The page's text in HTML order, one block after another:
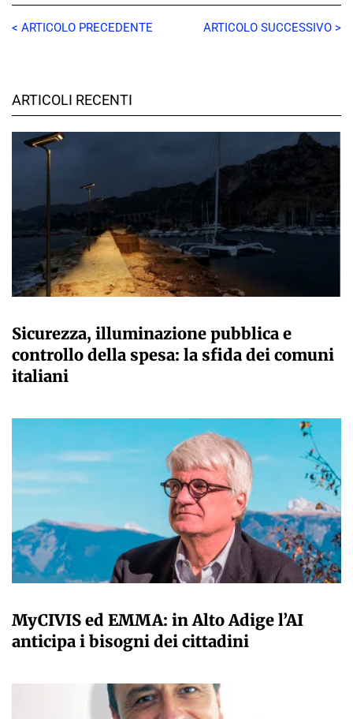
< ARTICOLO PRECEDENTE ARTICOLO SUCCESSIVO >
ARTICOLI RECENTI
Sicurezza, illuminazione pubblica e
controllo della spesa: la sfida dei comuni
italiani
MyCIVIS ed EMMA: in Alto Adige l’AI
anticipa i bisogni dei cittadini